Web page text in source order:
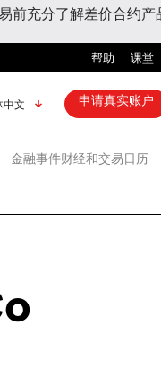
充分了解差价合约产
帮助 课堂
中文 申请真实账户
金融事件财经和交易日历